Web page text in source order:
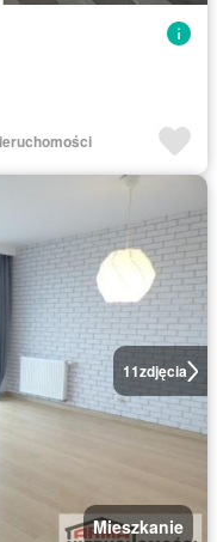
11zdjęcia
Mieszkanie